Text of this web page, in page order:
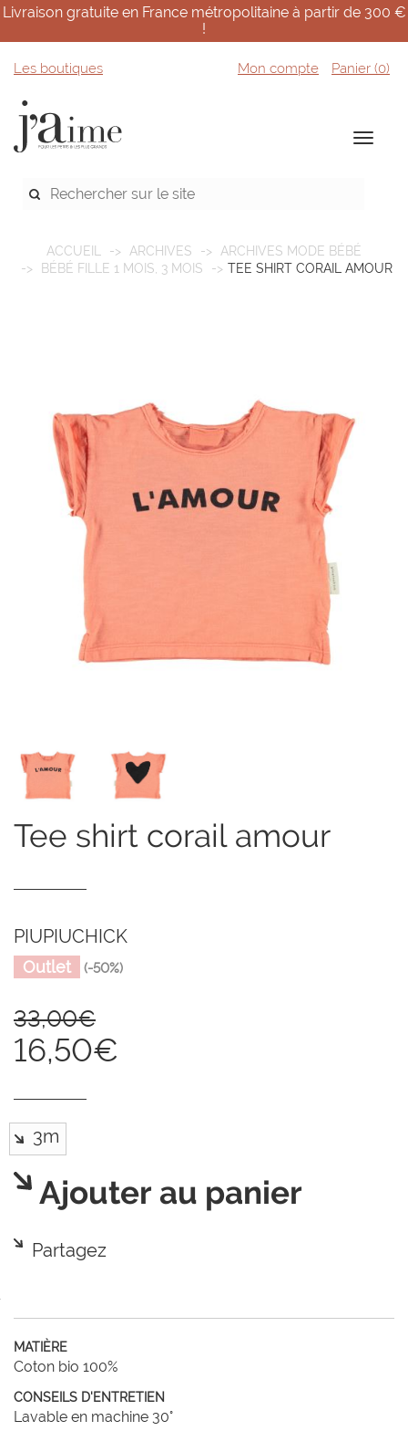
Livraison gratuite en France métropolitaine à partir de 300 €
!
Les boutiques Mon compte Panier (0)
ACCUEIL ARCHIVES
ARCHIVES MODE BÉBÉ
BÉBÉ FILLE 1 MOIS, 3 MOIS
TEE SHIRT CORAIL AMOUR
tee shirt corail amour
PIUPIUCHICK
Outlet (-50%)
33,00€
16,50€
Ajouter au panier
Partagez
MATIÈRE
Coton bio 100%
CONSEILS D'ENTRETIEN
Lavable en machine 30°